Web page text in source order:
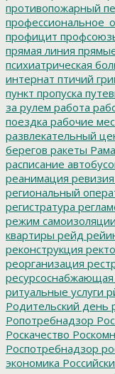
противопожарный
профицит
прямая линия
психиатрическая
интернат птичий
пункт пропуска
за рулем работа
поездка рабочие
развлекательный
берегов ракеты
расписание
реанимация ревизия
региональный
регистратура
режим самоизоляции
квартиры рейд
реконструкция
реорганизация
ресурсоснабжающая
ритуальные услуги
Родительский день
Ропотребнадзор
Роскачество
Роспотребнадзор
экономика